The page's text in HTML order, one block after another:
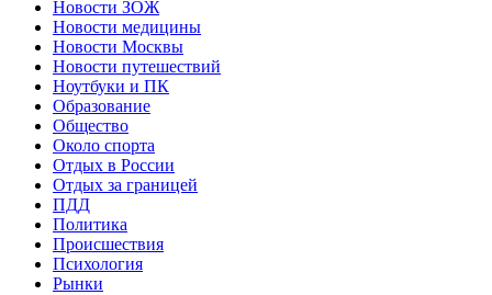
Новости ЗОЖ
Новости медицины
Новости Москвы
Новости путешествий
Ноутбуки и ПК
Образование
Общество
Около спорта
Отдых в России
Отдых за границей
ПДД
Политика
Происшествия
Психология
Рынки